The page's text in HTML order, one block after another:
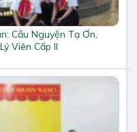
Cầu Nguyện Tạ Ơn,
Viên Cấp II